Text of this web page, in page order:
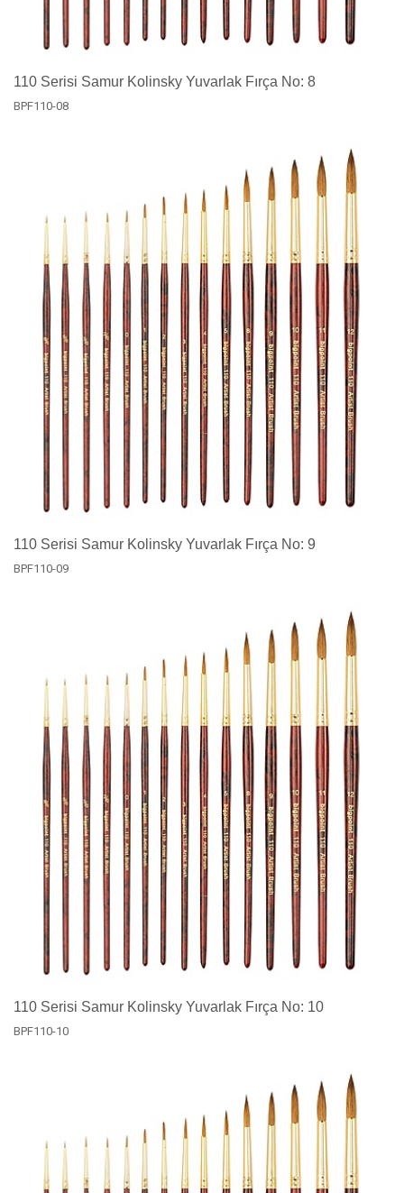
110 Serisi Samur Kolinsky Yuvarlak Fırça No: 8
BPF110-08
110 Serisi Samur Kolinsky Yuvarlak Fırça No: 9
BPF110-09
110 Serisi Samur Kolinsky Yuvarlak Fırça No: 10
BPF110-10